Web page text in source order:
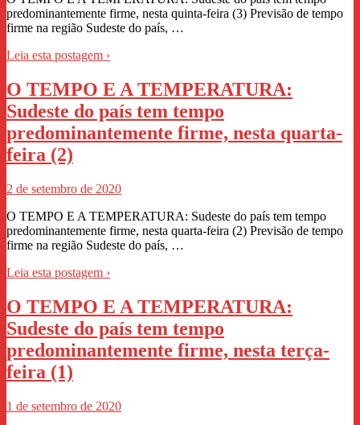
predominantemente firme, nesta quinta-feira (3) Previsão de tempo
firme na região Sudeste do país, …
Leia esta postagem ›
O TEMPO E A TEMPERATURA:
Sudeste do país tem tempo
predominantemente firme, nesta quarta-
feira (2)
2 de setembro de 2020
O TEMPO E A TEMPERATURA: Sudeste do país tem tempo
predominantemente firme, nesta quarta-feira (2) Previsão de tempo
firme na região Sudeste do país, …
Leia esta postagem ›
O TEMPO E A TEMPERATURA:
Sudeste do país tem tempo
predominantemente firme, nesta terça-
feira (1)
1 de setembro de 2020